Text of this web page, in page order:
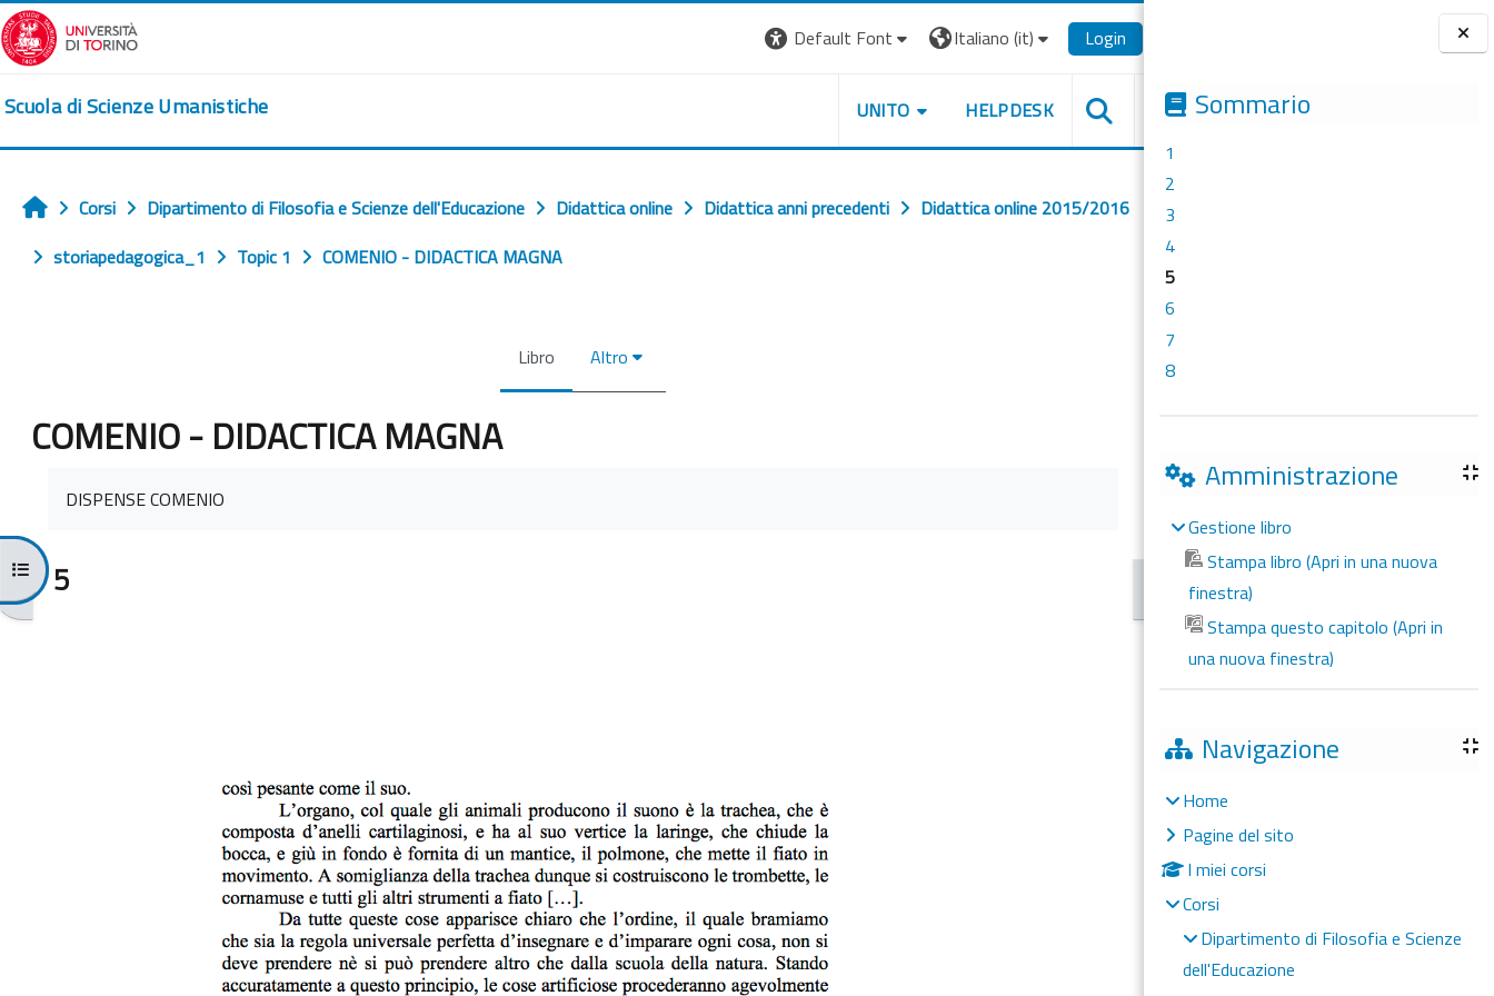
Vai al contenuto principale
Blocchi
Sommario
1
2
3
4
5
6
7
8
Amministrazione
Gestione libro
Stampa libro (Apri in una nuova
finestra)
Stampa questo capitolo (Apri in
una nuova finestra)
Navigazione
Home
Pagine del sito
I miei corsi
Corsi
Dipartimento di Filosofia e Scienze
dell'Educazione
Default Font Italiano ‎(it)‎ Login
Scuola di Scienze Umanistiche UNITO HELPDESK
Apri indice del corso
Home
Corsi Dipartimento di Filosofia e Scienze dell'Educazione Didattica online Didattica anni precedenti
Didattica online 2015/2016
storiapedagogica_1
Topic 1 COMENIO - DIDACTICA MAGNA
Libro Altro
COMENIO - DIDACTICA MAGNA
DISPENSE COMENIO
5